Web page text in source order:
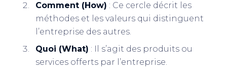
Comment (How) : Ce cercle décrit les
méthodes et les valeurs qui distinguent
l’entreprise des autres.
Quoi (What) : Il s’agit des produits ou
services offerts par l’entreprise.